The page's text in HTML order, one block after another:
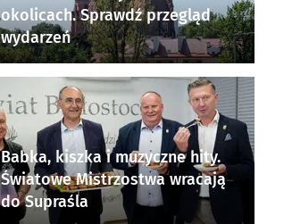
okolicach. Sprawdź przegląd
wydarzeń
Babka, kiszka i muzyczne hity.
Światowe Mistrzostwa wracają
do Supraśla